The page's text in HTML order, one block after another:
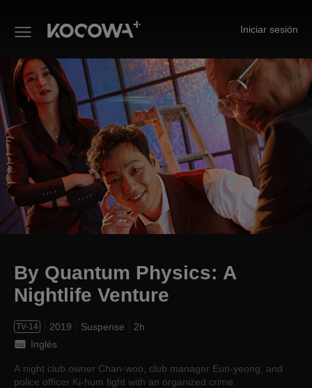
Iniciar sesión
By Quantum Physics: A
By Quantum Physics: A
Nightlife Venture
TV-14 2019 Suspense
2h
Inglés
A night club owner Chan-woo, club manager Eun-yeong, and
police officer Ki-hum fight with an organized crime.